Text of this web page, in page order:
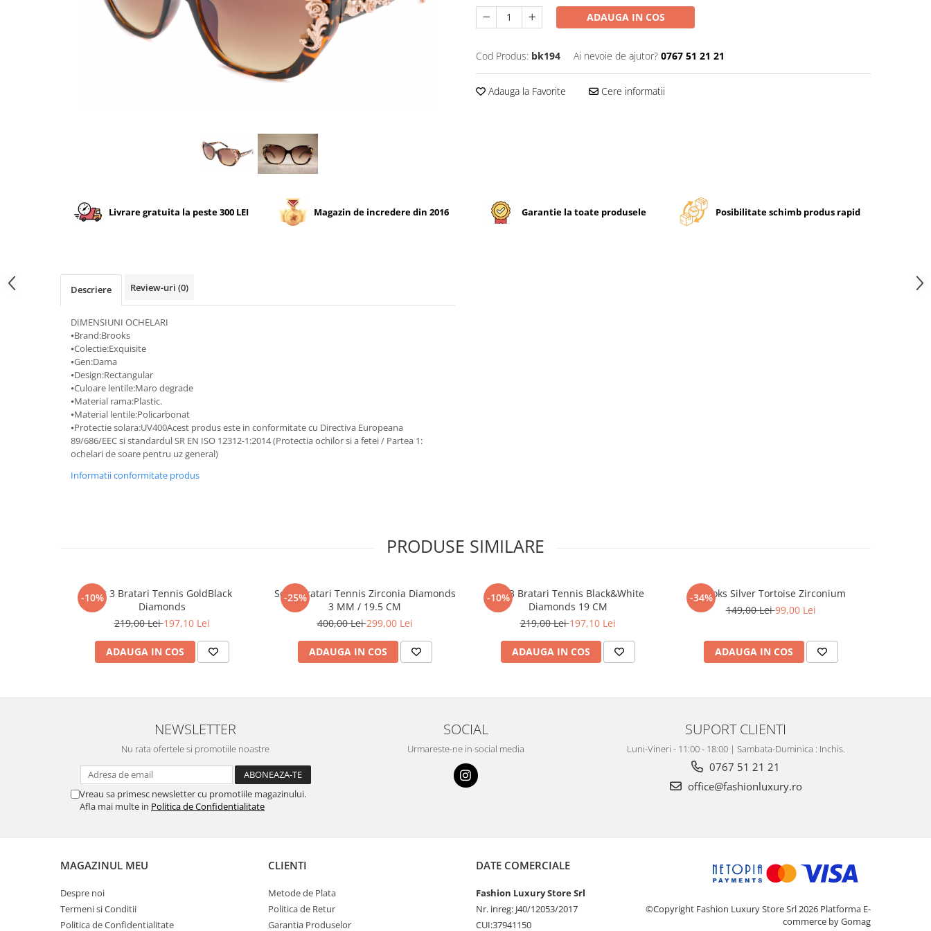
ADAUGA IN COS
Cod Produs: bk194 Ai nevoie de ajutor? 0767 51 21 21
Adauga la Favorite Cere informatii
Livrare gratuita la peste 300 LEI Magazin de incredere din 2016 Garantie la toate produsele Posibilitate schimb produs rapid
Descriere Review-uri (0)
DIMENSIUNI OCHELARI
⦁Brand:Brooks
⦁Colectie:Exquisite
⦁Gen:Dama
⦁Design:Rectangular
⦁Culoare lentile:Maro degrade
⦁Material rama:Plastic.
⦁Material lentile:Policarbonat
⦁Protectie solara:UV400Acest produs este in conformitate cu Directiva Europeana
89/686/EEC si standardul SR EN ISO 12312-1:2014 (Protectia ochilor si a fetei / Partea 1:
ochelari de soare pentru uz general)
Informatii conformitate produs
PRODUSE SIMILARE
-10%Set 3 Bratari Tennis GoldBlack
Diamonds
219,00 Lei197,10 Lei
ADAUGA IN COS
-25%
Set 5 Bratari Tennis Zirconia Diamonds
3 MM / 19.5 CM
400,00 Lei299,00 Lei
ADAUGA IN COS
-10%
Set 3 Bratari Tennis Black&White
Diamonds 19 CM
219,00 Lei197,10 Lei
ADAUGA IN COS
-34%
Brooks Silver Tortoise Zirconium
149,00 Lei99,00 Lei
ADAUGA IN COS
NEWSLETTER
Nu rata ofertele si promotiile noastre
Vreau sa primesc newsletter cu promotiile magazinului.
Afla mai multe in Politica de Confidentialitate
SOCIAL
Urmareste-ne in social media
SUPORT CLIENTI
Luni-Vineri - 11:00 - 18:00 | Sambata-Duminica : Inchis.
0767 51 21 21
office@fashionluxury.ro
MAGAZINUL MEU
Despre noi
Termeni si Conditii
Politica de Confidentialitate
CLIENTI
Metode de Plata
Politica de Retur
Garantia Produselor
DATE COMERCIALE
Fashion Luxury Store Srl
Nr. inreg: J40/12053/2017
CUI:37941150
©Copyright Fashion Luxury Store Srl 2026 Platforma E-
commerce by Gomag